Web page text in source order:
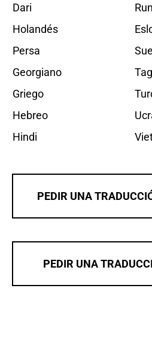
Dari
Holandés
Persa
Georgiano
Griego
Hebreo
Hindi
PEDIR UNA
PEDIR UNA